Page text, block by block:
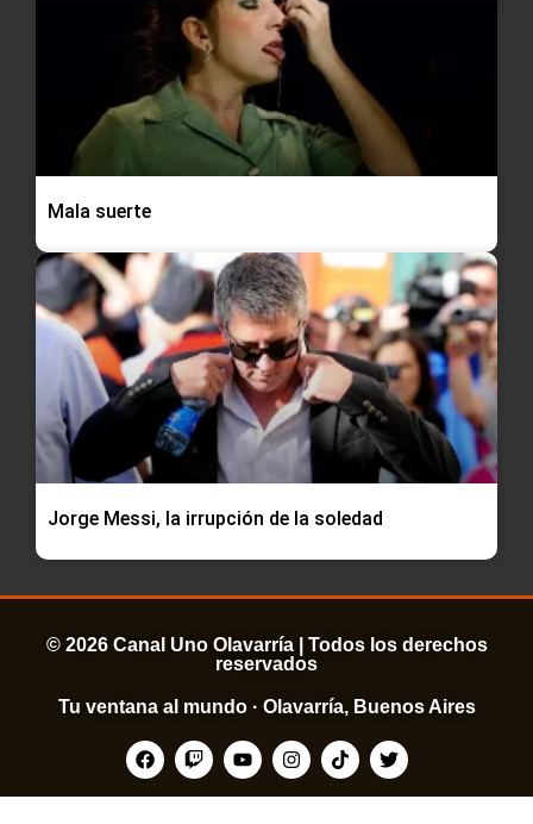
Mala suerte
Jorge Messi, la irrupción de la soledad
© 2026 Canal Uno Olavarría | Todos los derechos
reservados
Tu ventana al mundo · Olavarría, Buenos Aires